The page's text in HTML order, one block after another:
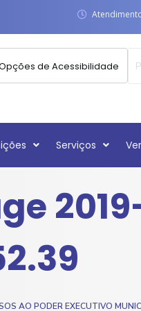
de Acessibilidade
Serviços
AO PODER EXECUTIVO